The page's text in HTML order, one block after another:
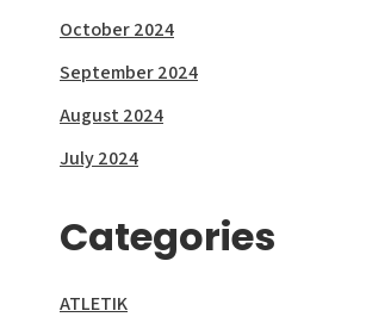
October 2024
September 2024
August 2024
July 2024
Categories
ATLETIK